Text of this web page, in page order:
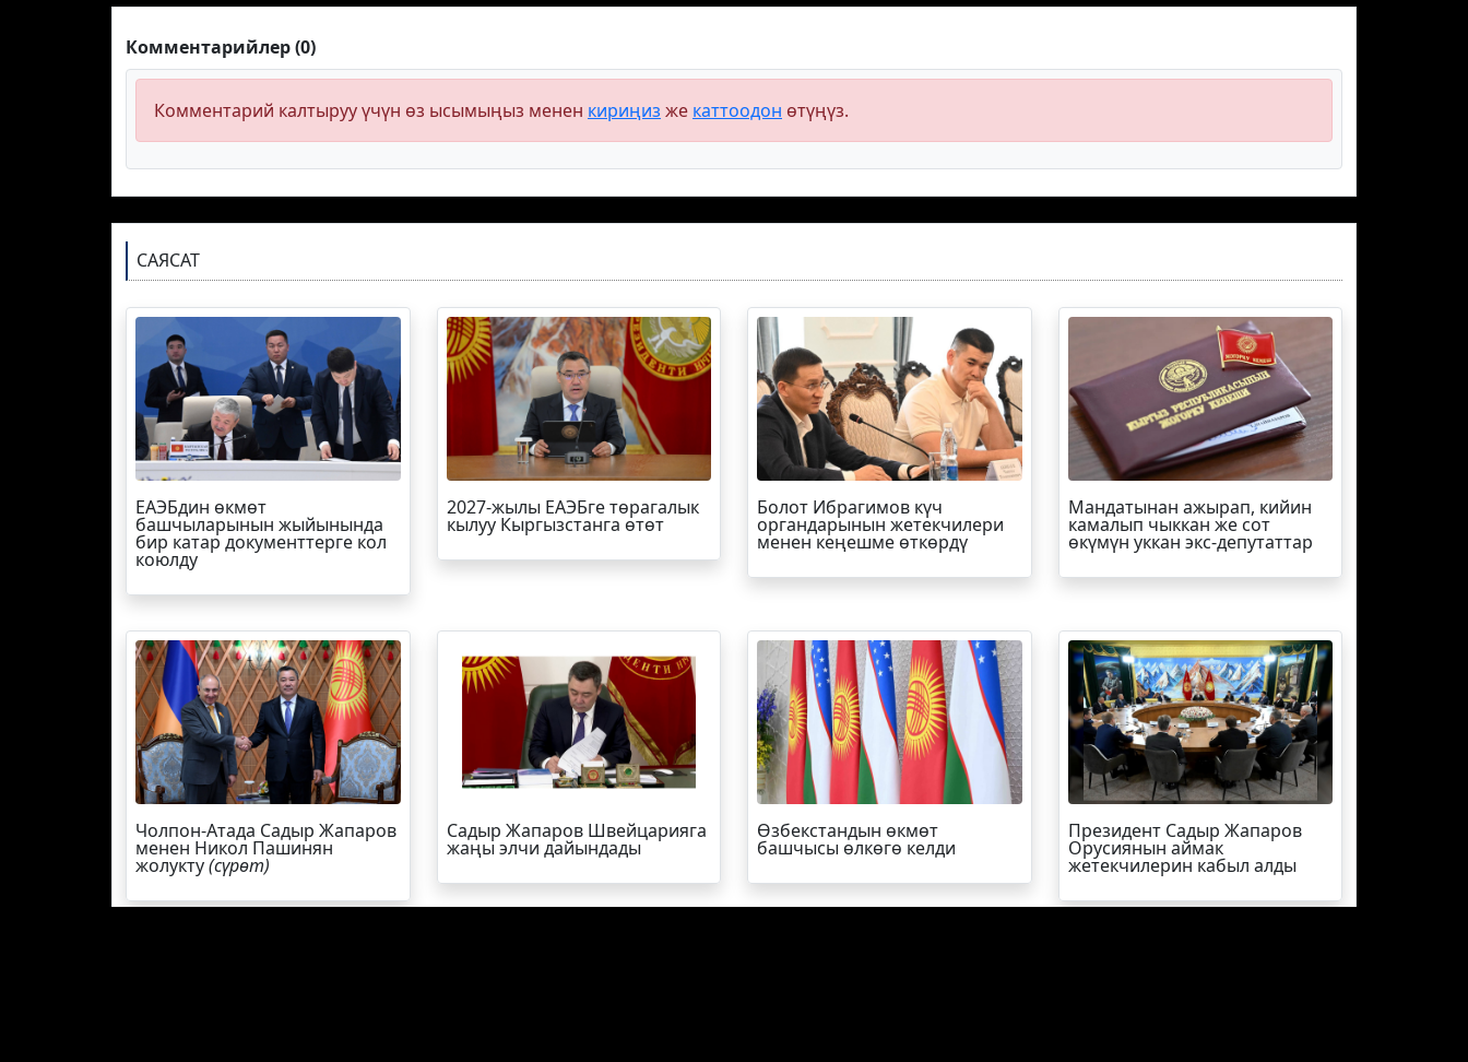
Комментарийлер (0)
Комментарий калтыруу үчүн өз ысымыңыз менен кириңиз же каттоодон өтүңүз.
САЯСАТ
ЕАЭБдин өкмөт
башчыларынын жыйынында
бир катар документтерге кол
коюлду
2027-жылы ЕАЭБге төрагалык
кылуу Кыргызстанга өтөт
Болот Ибрагимов күч
органдарынын жетекчилери
менен кеңешме өткөрдү
Мандатынан ажырап, кийин
камалып чыккан же сот
өкүмүн уккан экс-депутаттар
Чолпон-Атада Садыр Жапаров
менен Никол Пашинян
жолукту(сүрөт)
Садыр Жапаров Швейцарияга
жаңы элчи дайындады
Өзбекстандын өкмөт
башчысы өлкөгө келди
Президент Садыр Жапаров
Орусиянын аймак
жетекчилерин кабыл алды